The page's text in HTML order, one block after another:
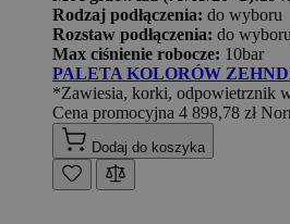
Rodzaj podłączenia: do wyboru
Rozstaw podłączenia: do wyboru
Max ciśnienie robocze: 10bar
PALETA KOLORÓW
*Zawiesia, korki, odpowietrznik
Cena promocyjna 4 898,78 zł
Dodaj do koszyka